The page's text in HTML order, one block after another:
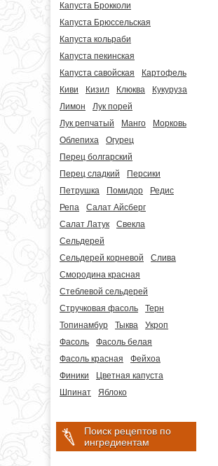
Капуста Брокколи
Капуста Брюссельская
Капуста кольраби
Капуста пекинская
Капуста савойская
Картофель
Киви
Кизил Клюква
Кукуруза
Лимон
Лук порей
Лук репчатый
Манго
Морковь
Облепиха
Огурец
Перец болгарский
Перец сладкий
Персики
Петрушка
Помидор
Редис
Репа
Салат Айсберг
Салат Латук
Свекла
Сельдерей
Сельдерей корневой
Слива
Смородина красная
Стеблевой сельдерей
Стручковая фасоль
Терн
Топинамбур
Тыква
Укроп
Фасоль
Фасоль белая
Фасоль красная
Фейхоа
Финики
Цветная капуста
Шпинат
Яблоко
Поиск рецептов по
ингредиентам